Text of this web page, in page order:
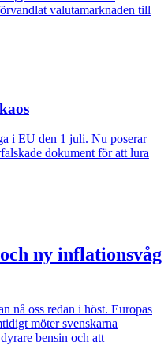
valutamarknaden till
i EU den 1 juli. Nu poserar
dokument för att lura
ny inflationsvåg
nå oss redan i höst. Europas
möter svenskarna
bensin och att